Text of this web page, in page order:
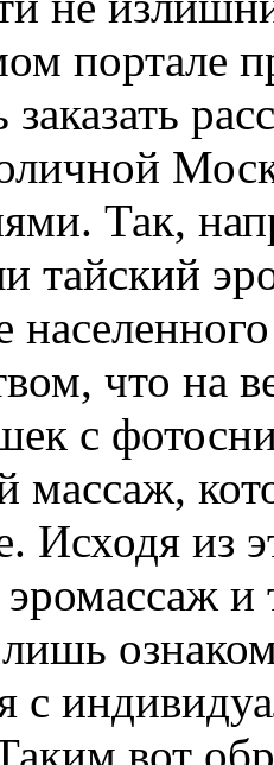
портале
заказать
Так,
тайский
что на
с
массаж,
Исходя из
и
с